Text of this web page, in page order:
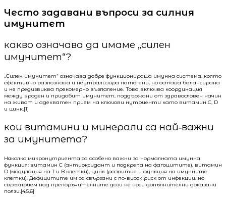
Често задавани въпроси за силния
имунитет
какво означава да имаме „силен
имунитет“?
„Силен имунитет“ означава добре функционираща имунна система, която
ефективно разпознава и неутрализира патогени, но остава балансирана
и не предизвиква прекомерно възпаление. Това включва координация
между вроден и придобит имунитет, поддържани от здравословен начин
на живот и адекватен прием на ключови нутриенти като витамин C, D
и цинк.[1]
кои витамини и минерали са най‑важни
за имунитета?
Няколко микронутриента са особено важни за нормалната имунна
функция: витамин C (антиоксидант и подкрепа на фагоцитите), витамин
D (модулация на T и B клетки), цинк (развитие и функция на имунните
клетки). Дефицитите им са свързани с по-висок риск от инфекции, но
свръхприем над препоръчителните дози не носи допълнителни доказани
ползи.[4,5,6]